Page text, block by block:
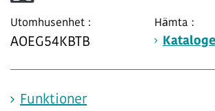
Utomhusenhet :
AOEG54KBTB
Hämta :
Funktioner